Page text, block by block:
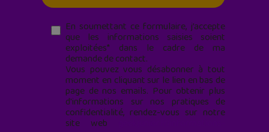
En soumettant ce formulaire, j’accepte
que les informations saisies soient
exploitées* dans le cadre de ma
demande de contact.
Vous pouvez vous désabonner à tout
moment en cliquant sur le lien en bas de
page de nos emails. Pour obtenir plus
d'informations sur nos pratiques de
confidentialité, rendez-vous sur notre
site web